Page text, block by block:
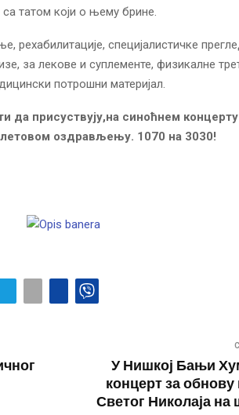
татом који о њему брине.
рехабилитације, специјалистичке
за лекове и суплементе, физикалне
потрошни материјал.
да присуствују,на синоћнем
оздрављењу. 1070 на 3030!
У Нишкој Бањи
концерт за
Светог Николаја